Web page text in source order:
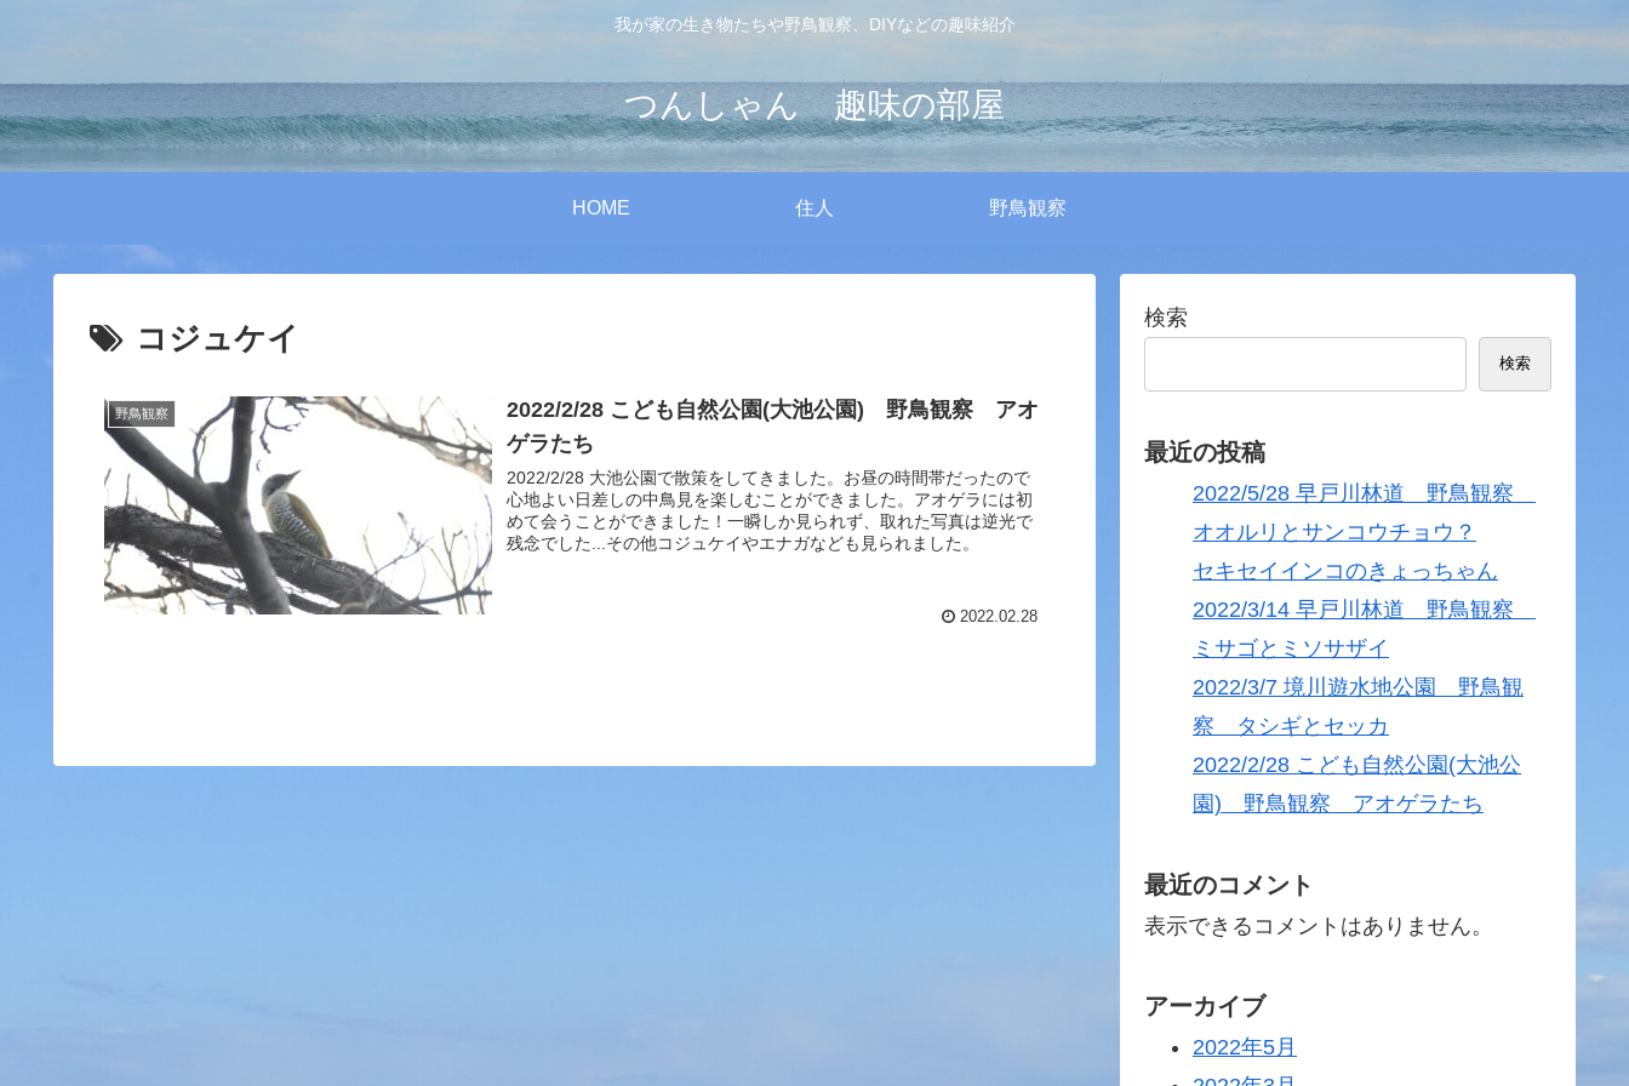
我が家の生き物たちや野鳥観察、DIYなどの趣味紹介
つんしゃん 趣味の部屋
HOME 住人 野鳥観察
コジュケイ
野鳥観察
2022/2/28 こども自然公園(大池公園) 野鳥観察 アオ
ゲラたち
2022/2/28 大池公園で散策をしてきました。お昼の時間帯だったので
心地よい日差しの中鳥見を楽しむことができました。アオゲラには初
めて会うことができました！一瞬しか見られず、取れた写真は逆光で
残念でした...その他コジュケイやエナガなども見られました。
2022.02.28
検索
検索
最近の投稿
2022/5/28 早戸川林道 野鳥観察
オオルリとサンコウチョウ？
セキセイインコのきょっちゃん
2022/3/14 早戸川林道 野鳥観察
ミサゴとミソサザイ
2022/3/7 境川遊水地公園 野鳥観
察 タシギとセッカ
2022/2/28 こども自然公園(大池公
園) 野鳥観察 アオゲラたち
最近のコメント
表示できるコメントはありません。
アーカイブ
2022年5月